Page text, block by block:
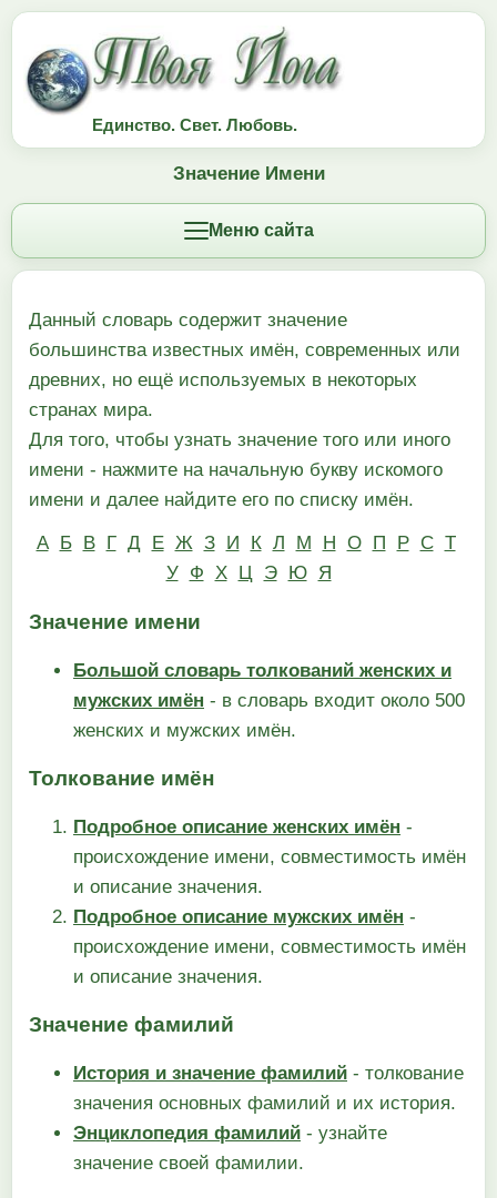
Единство. Свет. Любовь.
Значение Имени
Меню сайта
Данный словарь содержит значение
большинства известных имён, современных или
древних, но ещё используемых в некоторых
странах мира.
Для того, чтобы узнать значение того или иного
имени - нажмите на начальную букву искомого
имени и далее найдите его по списку имён.
А Б В Г Д Е Ж З И К Л М Н О П Р С Т
У
Ф Х Ц Э Ю Я
Значение имени
Большой словарь толкований женских и
мужских имён - в словарь входит около 500
женских и мужских имён.
Толкование имён
Подробное описание женских имён -
происхождение имени, совместимость имён
и описание значения.
Подробное описание мужских имён -
происхождение имени, совместимость имён
и описание значения.
Значение фамилий
История и значение фамилий - толкование
значения основных фамилий и их история.
Энциклопедия фамилий - узнайте
значение своей фамилии.